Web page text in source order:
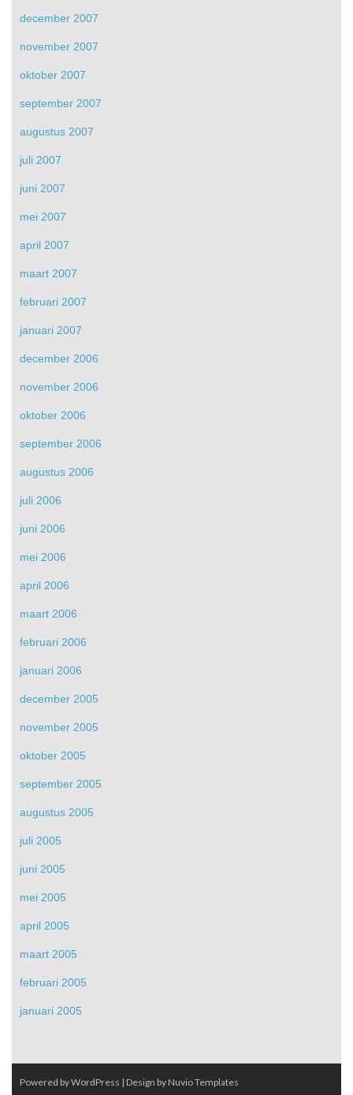
december 2007
november 2007
oktober 2007
september 2007
augustus 2007
juli 2007
juni 2007
mei 2007
april 2007
maart 2007
februari 2007
januari 2007
december 2006
november 2006
oktober 2006
september 2006
augustus 2006
juli 2006
juni 2006
mei 2006
april 2006
maart 2006
februari 2006
januari 2006
december 2005
november 2005
oktober 2005
september 2005
augustus 2005
juli 2005
juni 2005
mei 2005
april 2005
maart 2005
februari 2005
januari 2005
Powered by WordPress | Design by Nuvio Templates